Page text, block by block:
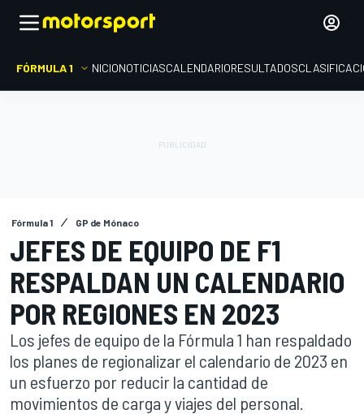
FÓRMULA 1 INICIONOTICIASCALENDARIORESULTADOS
Fórmula 1 GP de Mónaco
JEFES DE EQUIPO DE F1
RESPALDAN UN CALENDARIO
POR REGIONES EN 2023
Los jefes de equipo de la Fórmula 1 han respaldado
los planes de regionalizar el calendario de 2023 en
un esfuerzo por reducir la cantidad de
movimientos de carga y viajes del personal.